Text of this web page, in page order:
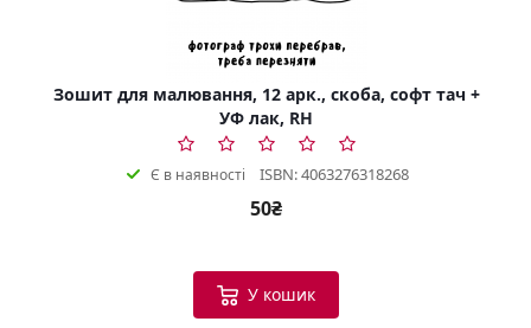
Зошит для малювання, 12 арк., скоба, софт тач +
УФ лак, RH
Є в наявності ISBN: 4063276318268
50₴
У кошик